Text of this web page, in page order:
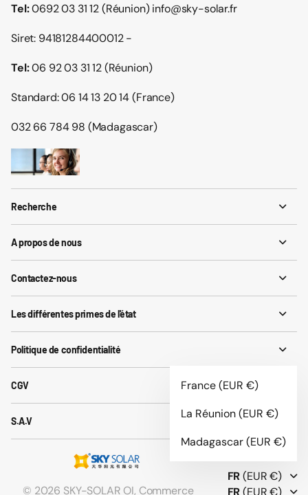
Tel:0692 03 31 12 (Réunion) info@sky-solar.fr
Siret: 94181284400012 -
Tel:06 92 03 31 12 (Réunion)
Standard: 06 14 13 20 14 (France)
032 66 784 98 (Madagascar)
Recherche
A propos de nous
Contactez-nous
Les différentes primes de l'état
Politique de confidentialité
CGV
S.A.V
© 2026 SKY-SOLAR OI, Commerce
FR(EUR €)
FR(EUR €)
France(EUR €)
La Réunion(EUR €)
Madagascar(EUR €)